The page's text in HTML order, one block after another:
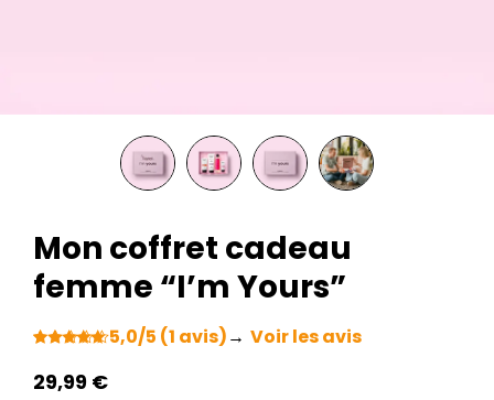
Mon coffret cadeau
femme “I’m Yours”
29,99 €
sur 5 basé
sur
5,0/5 (1 avis)→ Voir les avis